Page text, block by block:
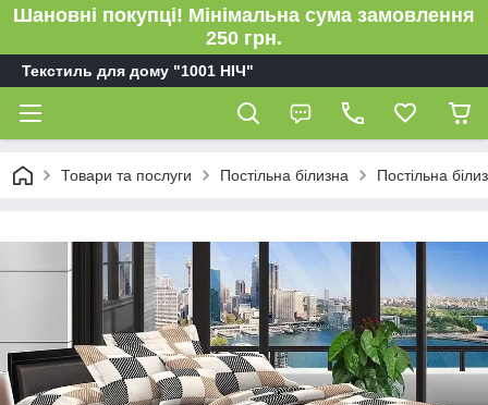
Шановні покупці! Мінімальна сума замовлення
250 грн.
Текстиль для дому "1001 НІЧ"
Товари та послуги Постільна білизна Постільна